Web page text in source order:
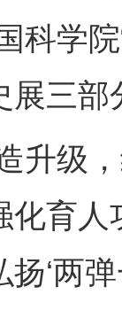
科学
展三部
级，
化育
‘两